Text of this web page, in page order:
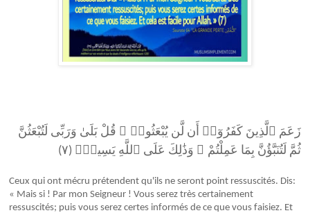
زَعَمَ ٱلَّذِينَ كَفَرُوٓا۟ أَن لَّن يُبْعَثُوا۟ ۚ قُلْ بَلَىٰ وَرَبِّى لَتُبْعَثُنَّ
ثُمَّ لَتُنَبَّؤُنَّ بِمَا عَمِلْتُمْ ۚ وَذَٰلِكَ عَلَى ٱللَّهِ يَسِيرٌۭ (٧)
Ceux qui ont mécru prétendent qu'ils ne seront point ressuscités. Dis:
« Mais si ! Par mon Seigneur ! Vous serez très certainement
ressuscités; puis vous serez certes informés de ce que vous faisiez. Et